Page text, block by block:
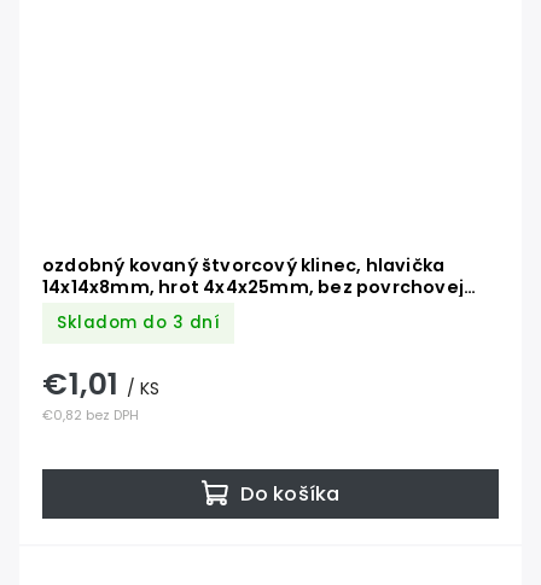
ozdobný kovaný štvorcový klinec, hlavička
14x14x8mm, hrot 4x4x25mm, bez povrchovej
úpravy
Skladom do 3 dní
€0,82 bez DPH
€1,01 / KS
Do košíka